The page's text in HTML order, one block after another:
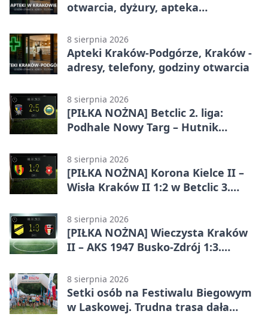
otwarcia, dyżury, apteka
8 sierpnia 2026
Apteki Kraków-Podgórze, Kraków -
adresy, telefony, godziny otwarcia
8 sierpnia 2026
[PIŁKA NOŻNA] Betclic 2. liga:
Podhale Nowy Targ – Hutnik
efektownym zwycięstwem
8 sierpnia 2026
[PIŁKA NOŻNA] Korona Kielce II –
Wisła Kraków II 1:2 w Betclic 3.
odwróciła losy meczu
8 sierpnia 2026
[PIŁKA NOŻNA] Wieczysta Kraków
II – AKS 1947 Busko-Zdrój 1:3.
Liga Grupa 4 (Grupa IV)
8 sierpnia 2026
Setki osób na Festiwalu Biegowym
w Laskowej. Trudna trasa dała